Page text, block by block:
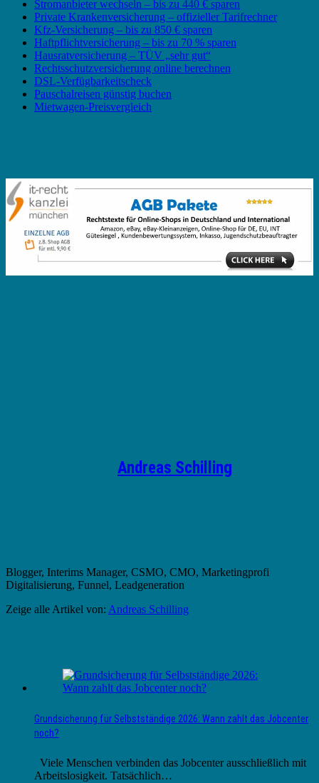
Stromanbieter wechseln – bis zu 440 € sparen
Private Krankenversicherung – offizieller Tarifrechner
Kfz-Versicherung – bis zu 850 € sparen
Haftpflichtversicherung – bis zu 70 % sparen
Hausratversicherung – TÜV „sehr gut“
Rechtsschutzversicherung online berechnen
DSL-Verfügbarkeitscheck
Pauschalreisen günstig buchen
Mietwagen-Preisvergleich
Andreas Schilling
Blogger, Interims Manager, CSMO, CMO, Marketingprofi
Digitalisierung, Funnel, Leadgeneration
Zeige alle Artikel von: Andreas Schilling
Grundsicherung für Selbstständige 2026: Wann zahlt das Jobcenter
noch?
Viele Menschen verbinden das Jobcenter ausschließlich mit
Arbeitslosigkeit. Tatsächlich…